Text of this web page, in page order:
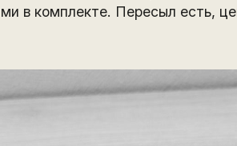
в комплекте. Пересыл есть,